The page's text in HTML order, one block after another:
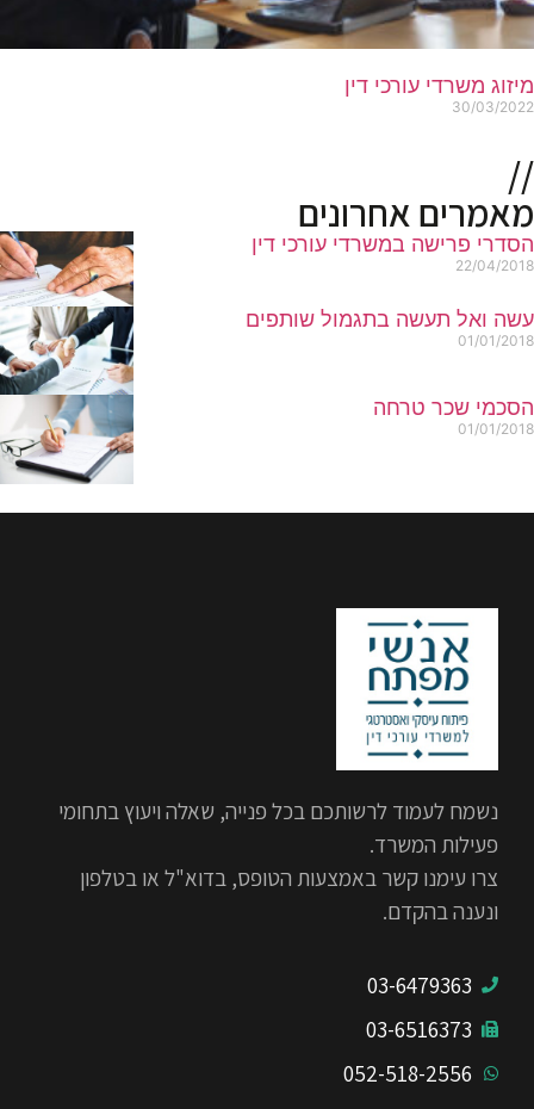
מיזוג משרדי עורכי דין
30/03/2022
//
מאמרים אחרונים
הסדרי פרישה במשרדי עורכי דין
22/04/2018
עשה ואל תעשה בתגמול שותפים
01/01/2018
הסכמי שכר טרחה
01/01/2018
//
נשמח לעמוד לרשותכם בכל פנייה, שאלה ויעוץ בתחומי
פעילות המשרד.
צרו עימנו קשר באמצעות הטופס, בדוא"ל או בטלפון
ונענה בהקדם.
03-6479363
03-6516373
052-518-2556